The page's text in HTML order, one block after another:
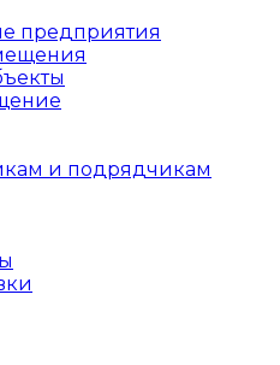
предприятия
и подрядчикам